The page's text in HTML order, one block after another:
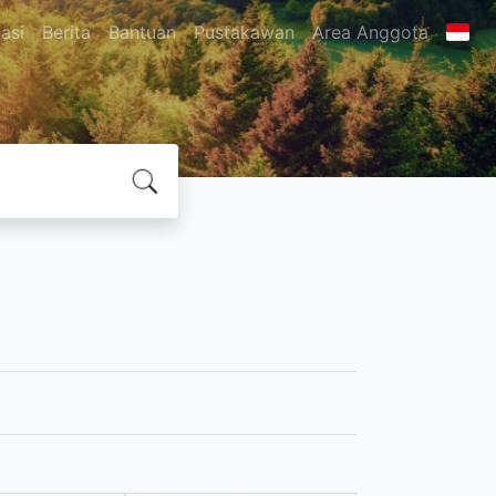
Berita Bantuan Pustakawan Area Anggota